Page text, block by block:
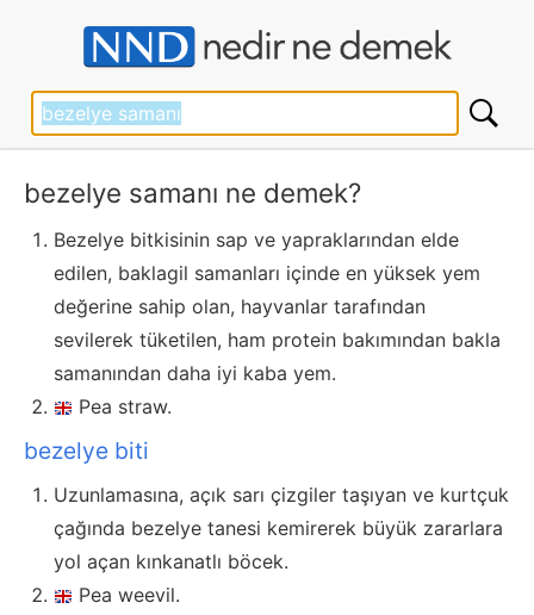
bezelye samanı ne demek?
Bezelye bitkisinin sap ve yapraklarından elde
edilen, baklagil samanları içinde en yüksek yem
değerine sahip olan, hayvanlar tarafından
sevilerek tüketilen, ham protein bakımından bakla
samanından daha iyi kaba yem.
Pea straw.
bezelye biti
Uzunlamasına, açık sarı çizgiler taşıyan ve kurtçuk
çağında bezelye tanesi kemirerek büyük zararlara
yol açan kınkanatlı böcek.
Pea weevil.